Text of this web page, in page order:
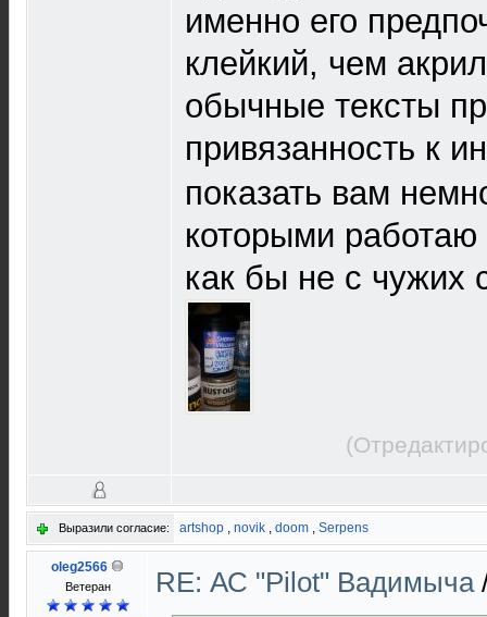
именно его
клейкий, чем
обычные тексты
привязанность к
показать вам
которыми
как бы не с чужих
Выразили согласие: artshop , novik , doom , Serpens
oleg2566
Ветеран RE: АС "Pilot" Вадимыча